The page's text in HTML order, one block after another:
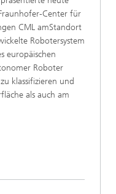
Center für
CML amStandort
Robotersystem
europäischen
Roboter
klassifizieren und
als auch am